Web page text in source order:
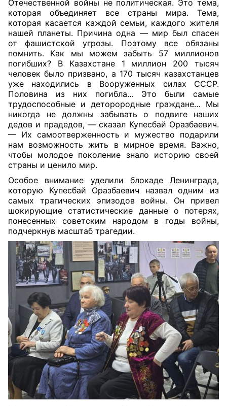
Отечественной войны не политическая. Это тема,
которая объединяет все страны мира. Тема,
которая касается каждой семьи, каждого жителя
нашей планеты. Причина одна — мир был спасен
от фашистской угрозы. Поэтому все обязаны
помнить. Как мы можем забыть 57 миллионов
погибших? В Казахстане 1 миллион 200 тысяч
человек было призвано, а 170 тысяч казахстанцев
уже находились в Вооруженных силах СССР.
Половина из них погибла… Это были самые
трудоспособные и деторородные граждане… Мы
никогда не должны забывать о подвиге наших
дедов и прадедов, — сказал Купесбай Оразбаевич.
— Их самоотверженность и мужество подарили
нам возможность жить в мирное время. Важно,
чтобы молодое поколение знало историю своей
страны и ценило мир.
Особое внимание уделили блокаде Ленинграда,
которую Купесбай Оразбаевич назвал одним из
самых трагических эпизодов войны. Он привел
шокирующие статистические данные о потерях,
понесенных советским народом в годы войны,
подчеркнув масштаб трагедии.